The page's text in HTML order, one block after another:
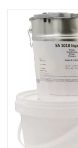
GEREEDSCHAP &
COATINGS
Verwerking